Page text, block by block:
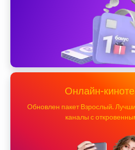
Онлайн-
Обновлен пакет Взрослый.
каналы с